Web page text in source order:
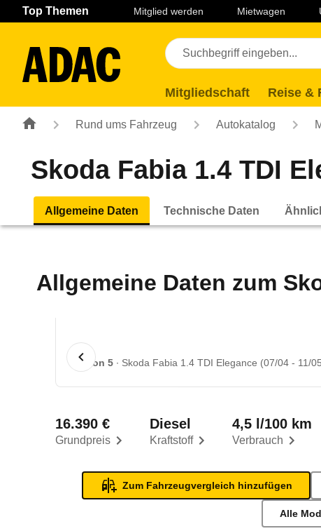
Navigation Seiteninhalt Fußzeile
Top Themen Mitglied werden Mietwagen
Mitgliedschaft Reise &
Rund ums Fahrzeug Autokatalog
Skoda Fabia 1.4 TDI
Allgemeine Daten Technische Daten
Allgemeine Daten zum
1 von 5 Skoda Fabia 1.4 TDI Elegance (07/04 - 11/
Grundpreis
16.390 €
Kraftstoff
Diesel
Verbrauch
4,5 l/100 km
Zum Fahrzeugvergleich hinzufügen
Alle